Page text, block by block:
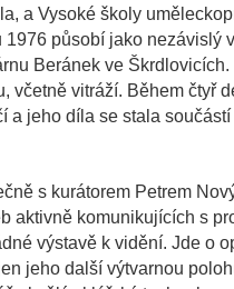
a Vysoké školy
působí jako
Beránek ve
včetně vitráží. Během čtyř
a jeho díla se stala
s kurátorem Petrem
aktivně komunikujících s
výstavě k vidění. Jde o
jeho další výtvarnou